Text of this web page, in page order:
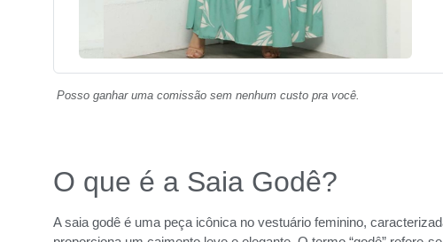
Posso ganhar uma comissão sem nenhum custo pra você.
O que é a Saia Godê?
A saia godê é uma peça icônica no vestuário feminino,